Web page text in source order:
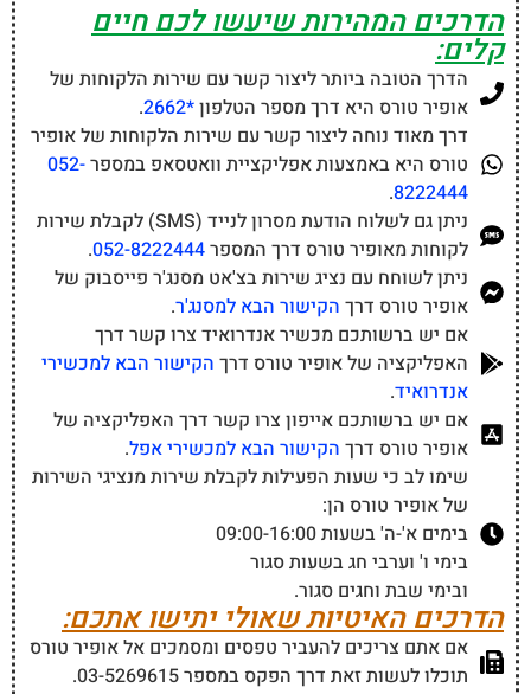
הדרכים המהירות שיעשו לכם חיים
קלים:
הדרך הטובה ביותר ליצור קשר עם שירות הלקוחות של
אופיר טורס היא דרך מספר הטלפון*2662
.
דרך מאוד נוחה ליצור קשר עם שירות הלקוחות של אופיר
טורס היא באמצעות אפליקציית וואטסאפ במספר052-
8222444
.
ניתן גם לשלוח הודעת מסרון לנייד (SMS) לקבלת שירות
לקוחות מאופיר טורס דרך המספר052-8222444
.
ניתן לשוחח עם נציג שירות בצ'אט מסנג'ר פייסבוק של
אופיר טורס דרך הקישור הבא למסנג'ר.
אם יש ברשותכם מכשיר אנדרואיד צרו קשר דרך
האפליקציה של אופיר טורס דרך הקישור הבא למכשירי
אנדרואיד.
אם יש ברשותכם אייפון צרו קשר דרך האפליקציה של
אופיר טורס דרך הקישור הבא למכשירי אפל.
שימו לב כי שעות הפעילות לקבלת שירות מנציגי השירות
של אופיר טורס הן:
בימים א'-ה' בשעות 09:00-16:00
בימי ו' וערבי חג בשעות סגור
ובימי שבת וחגים סגור.
הדרכים האיטיות שאולי יתישו אתכם:
אם אתם צריכים להעביר טפסים ומסמכים אל אופיר טורס
תוכלו לעשות זאת דרך הפקס במספר 03-5269615.